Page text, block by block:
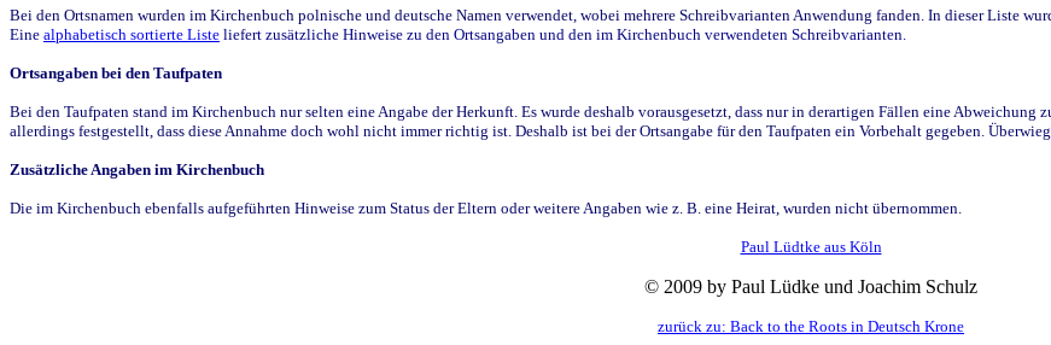
Bei den Ortsnamen wurden im Kirchenbuch polnische und deutsche Namen verwendet, wobei mehrere Schreibvarianten Anwendung fanden. In dieser Liste
Eine alphabetisch sortierte Liste liefert zusätzliche Hinweise zu den Ortsangaben und den im Kirchenbuch verwendeten Schreibvarianten.
Ortsangaben bei den Taufpaten
Bei den Taufpaten stand im Kirchenbuch nur selten eine Angabe der Herkunft. Es wurde deshalb vorausgesetzt, dass nur in derartigen Fällen eine
allerdings festgestellt, dass diese Annahme doch wohl nicht immer richtig ist. Deshalb ist bei der Ortsangabe für den Taufpaten ein Vorbehalt gegeben.
Zusätzliche Angaben im Kirchenbuch
Die im Kirchenbuch ebenfalls aufgeführten Hinweise zum Status der Eltern oder weitere Angaben wie z. B. eine Heirat, wurden nicht übernommen.
Paul Lüdtke aus Köln
© 2009 by Paul Lüdke und Joachim Schulz
zurück zu: Back to the Roots in Deutsch Krone